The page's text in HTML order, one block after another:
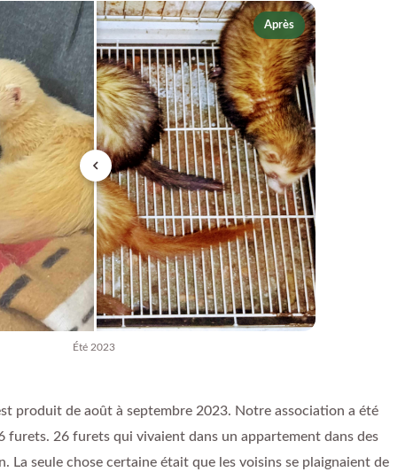
Après
Été 2023
produit de août à septembre 2023. Notre association a été
furets. 26 furets qui vivaient dans un appartement dans des
La seule chose certaine était que les voisins se plaignaient de